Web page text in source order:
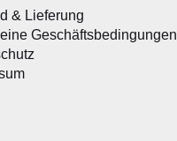
& Lieferung
Geschäftsbedingungen